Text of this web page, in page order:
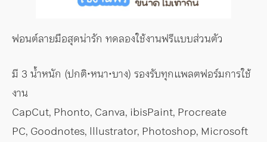
ฟอนต์ลายมือสุดน่ารัก ทดลองใช้งานฟรีแบบส่วนตัว
มี 3 น้ำหนัก (ปกติ•หนา•บาง) รองรับทุกแพลตฟอร์มการใช้
งาน
CapCut, Phonto, Canva, ibisPaint, Procreate
PC, Goodnotes, lllustrator, Photoshop, Microsoft